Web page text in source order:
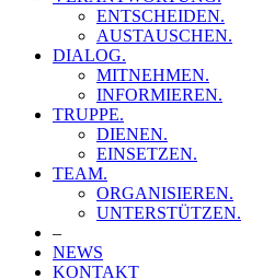
ENTSCHEIDEN.
AUSTAUSCHEN.
DIALOG.
MITNEHMEN.
INFORMIEREN.
TRUPPE.
DIENEN.
EINSETZEN.
TEAM.
ORGANISIEREN.
UNTERSTÜTZEN.
–
NEWS
KONTAKT